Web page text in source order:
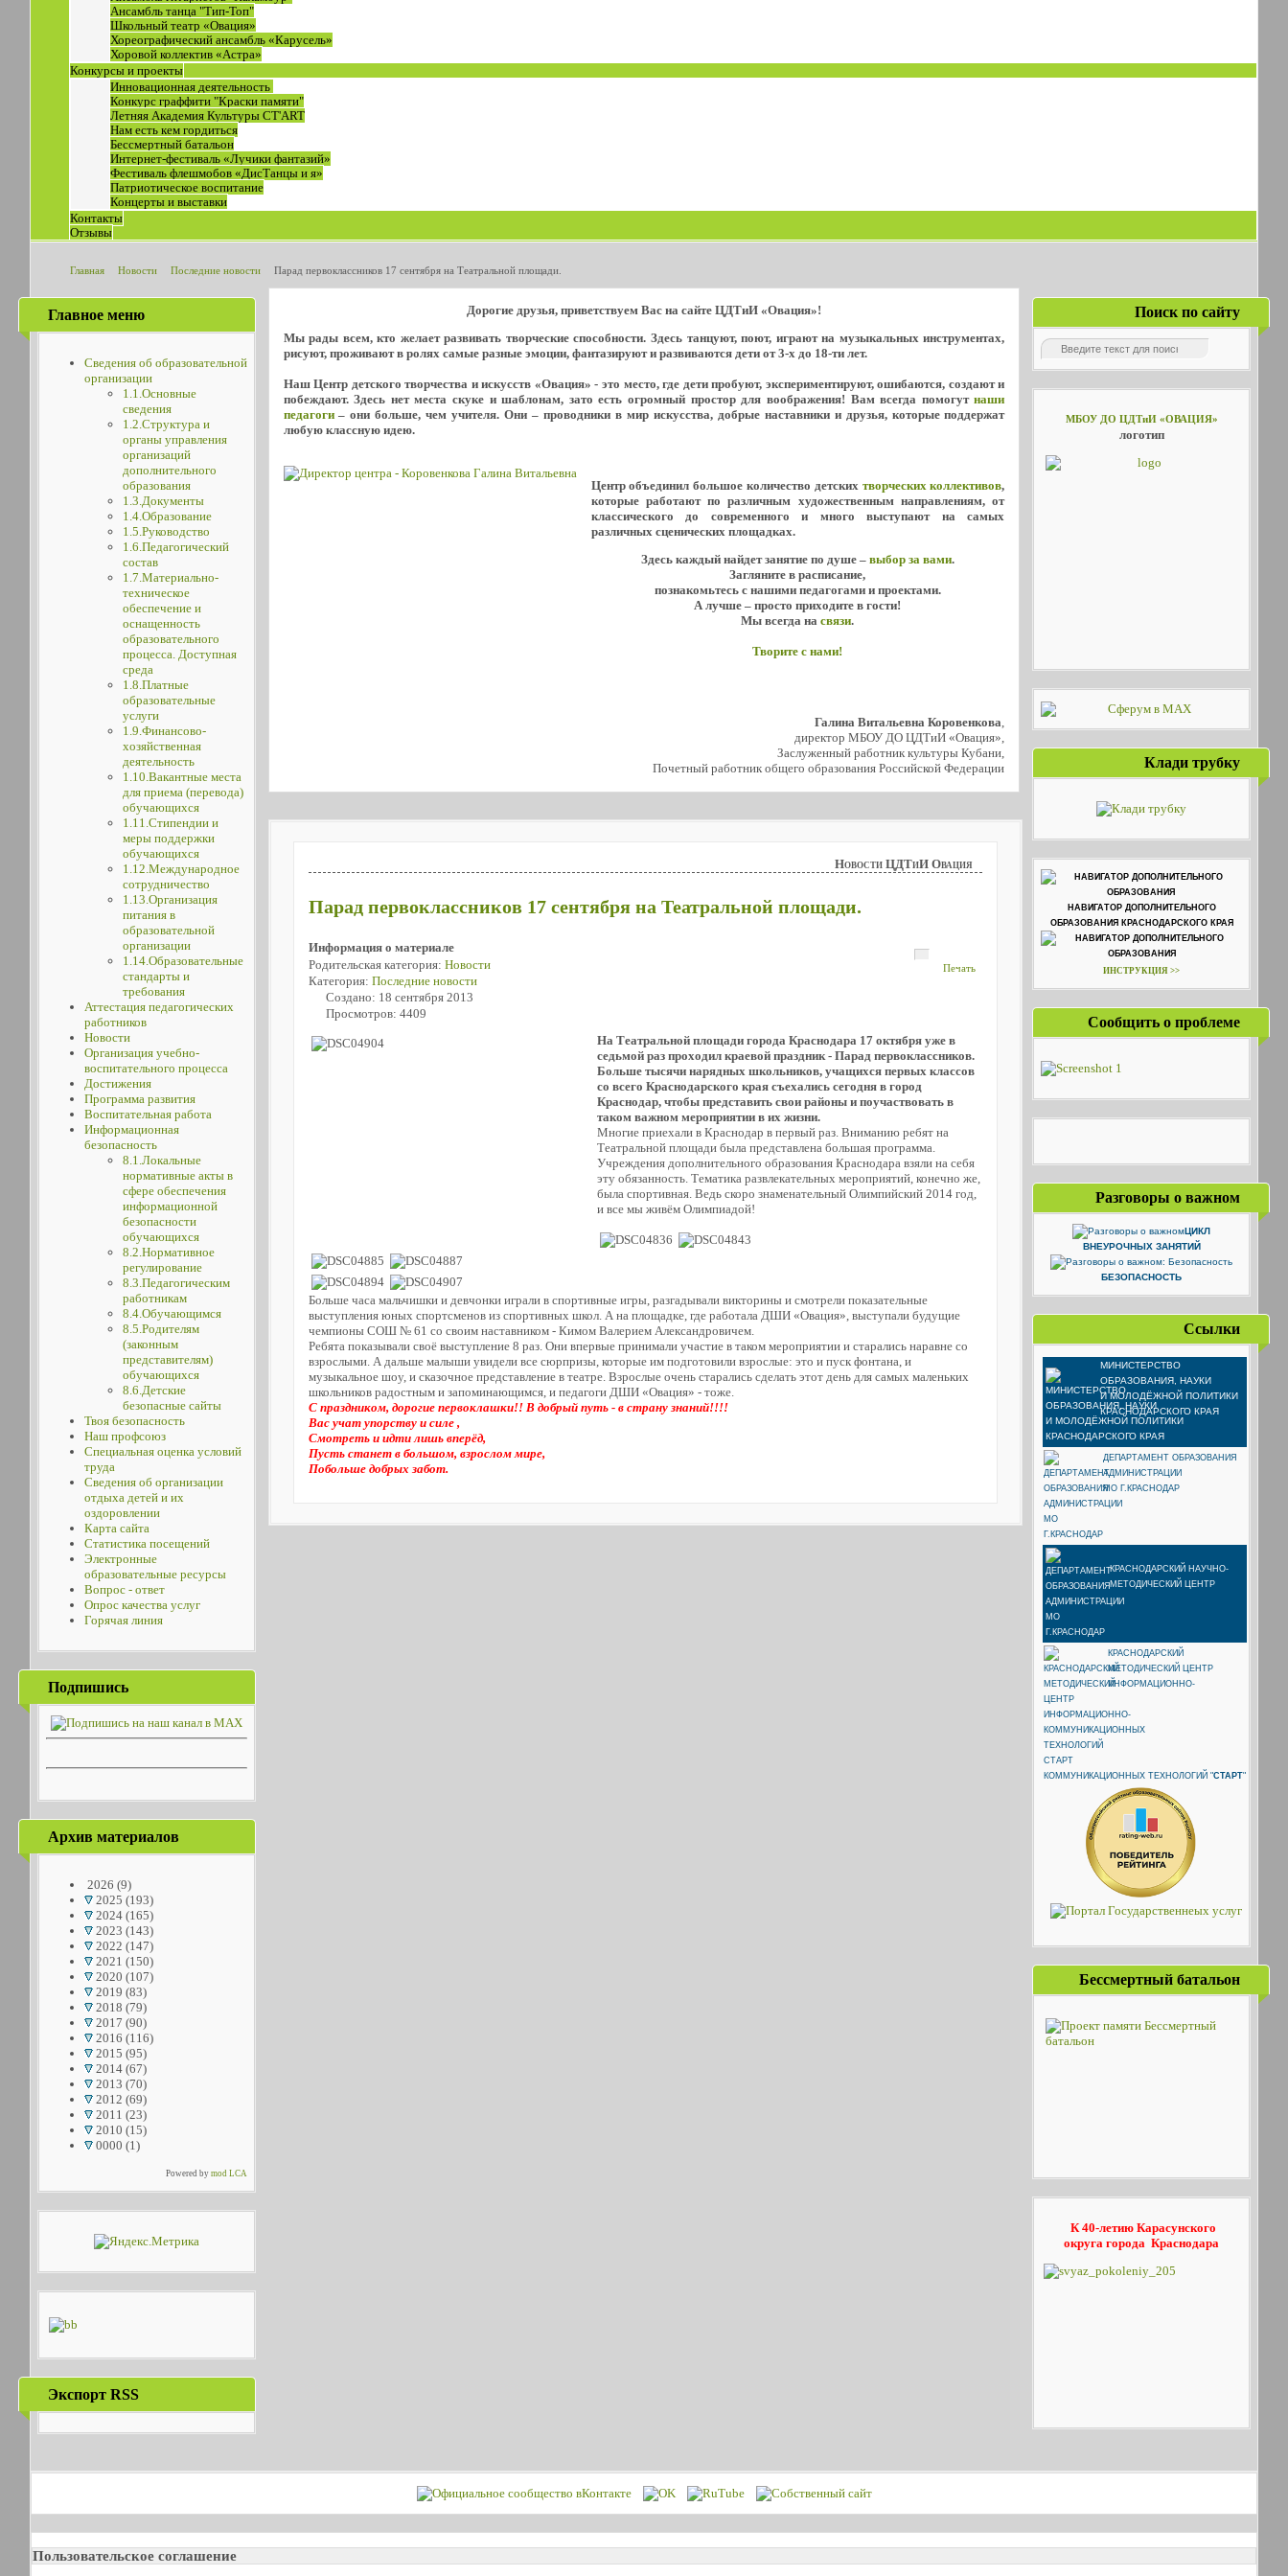
Ансамбль танца "Тип-Топ"
Школьный театр «Овация»
Хореографический ансамбль «Карусель»
Хоровой коллектив «Астра»
Конкурсы и проекты
Инновационная деятельность
Конкурс граффити "Краски памяти"
Летняя Академия Культуры СТ'ART
Нам есть кем гордиться
Бессмертный батальон
Интернет-фестиваль «Лучики фантазий»
Фестиваль флешмобов «ДисТанцы и я»
Патриотическое воспитание
Концерты и выставки
Контакты
Отзывы
Главная Новости Последние новости Парад первоклассников 17 сентября на Театральной площади.
Главное меню
Сведения об образовательной
организации
1.1.Основные
сведения
1.2.Структура и
органы управления
организаций
дополнительного
образования
1.3.Документы
1.4.Образование
1.5.Руководство
1.6.Педагогический
состав
1.7.Материально-
техническое
обеспечение и
оснащенность
образовательного
процесса. Доступная
среда
1.8.Платные
образовательные
услуги
1.9.Финансово-
хозяйственная
деятельность
1.10.Вакантные места
для приема (перевода)
обучающихся
1.11.Стипендии и
меры поддержки
обучающихся
1.12.Международное
сотрудничество
1.13.Организация
питания в
образовательной
организации
1.14.Образовательные
стандарты и
требования
Аттестация педагогических
работников
Новости
Организация учебно-
воспитательного процесса
Достижения
Программа развития
Воспитательная работа
Информационная
безопасность
8.1.Локальные
нормативные акты в
сфере обеспечения
информационной
безопасности
обучающихся
8.2.Нормативное
регулирование
8.3.Педагогическим
работникам
8.4.Обучающимся
8.5.Родителям
(законным
представителям)
обучающихся
8.6.Детские
безопасные сайты
Твоя безопасность
Наш профсоюз
Специальная оценка условий
труда
Сведения об организации
отдыха детей и их
оздоровлении
Карта сайта
Статистика посещений
Электронные
образовательные ресурсы
Вопрос - ответ
Опрос качества услуг
Горячая линия
Подпишись
Архив материалов
2026 (9)
2025 (193)
2024(165)
2023 (143)
2022 (147)
2021 (150)
2020 (107)
2019 (83)
2018 (79)
2017 (90)
2016 (116)
2015 (95)
2014(67)
2013 (70)
2012 (69)
2011 (23)
2010 (15)
0000 (1)
Powered bymod LCA
Экспорт RSS
Дорогие друзья, приветствуем Вас на сайте ЦДТиИ «Овация»!
Мы рады всем, кто желает развивать творческие способности. Здесь танцуют, поют, играют на музыкальных инструментах,
рисуют, проживают в ролях самые разные эмоции, фантазируют и развиваются дети от 3-х до 18-ти лет.
Наш Центр детского творчества и искусств «Овация» - это место, где дети пробуют, экспериментируют, ошибаются, создают и
побеждают. Здесь нет места скуке и шаблонам, зато есть огромный простор для воображения! Вам всегда помогутнаши
педагоги– они больше, чем учителя. Они – проводники в мир искусства, добрые наставники и друзья, которые поддержат
любую классную идею.
Центр объединил большое количество детских творческих коллективов,
которые работают по различным художественным направлениям, от
классического до современного и много выступают на самых
различных сценических площадках.
Здесь каждый найдет занятие по душе – выбор за вами.
Загляните в расписание,
познакомьтесь с нашими педагогами и проектами.
А лучше – просто приходите в гости!
Мы всегда насвязи.
Творите с нами!
Галина Витальевна Коровенкова,
директор МБОУ ДО ЦДТиИ «Овация»,
Заслуженный работник культуры Кубани,
Почетный работник общего образования Российской Федерации
Новости ЦДТиИ Овация
Парад первоклассников 17 сентября на Театральной площади.
Печать
Информация о материале
Родительская категория: Новости
Категория: Последние новости
Создано: 18 сентября 2013
Просмотров: 4409
На Театральной площади города Краснодара 17 октября уже в
седьмой раз проходил краевой праздник - Парад первоклассников.
Больше тысячи нарядных школьников, учащихся первых классов
со всего Краснодарского края съехались сегодня в город
Краснодар, чтобы представить свои районы и поучаствовать в
таком важном мероприятии в их жизни.
Многие приехали в Краснодар в первый раз. Вниманию ребят на
Театральной площади была представлена большая программа.
Учреждения дополнительного образования Краснодара взяли на себя
эту обязанность. Тематика развлекательных мероприятий, конечно же,
была спортивная. Ведь скоро знаменательный Олимпийский 2014 год,
и все мы живём Олимпиадой!
Больше часа мальчишки и девчонки играли в спортивные игры, разгадывали викторины и смотрели показательные
выступления юных спортсменов из спортивных школ. А на площадке, где работала ДШИ «Овация», выступали будущие
чемпионы СОШ № 61 со своим наставником - Кимом Валерием Александровичем.
Ребята показывали своё выступление 8 раз. Они впервые принимали участие в таком мероприятии и старались наравне со
взрослыми. А дальше малыши увидели все сюрпризы, которые им подготовили взрослые: это и пуск фонтана, и
музыкальное шоу, и сказочное представление в театре. Взрослые очень старались сделать этот день для самых маленьких
школьников радостным и запоминающимся, и педагоги ДШИ «Овация» - тоже.
С праздником, дорогие первоклашки!! В добрый путь - в страну знаний!!!!
Вас учат упорству и силе ,
Смотреть и идти лишь вперёд,
Пусть станет в большом, взрослом мире,
Побольше добрых забот.
Поиск по сайту
МБОУ ДО ЦДТиИ «ОВАЦИЯ»
логотип
Клади трубку
НАВИГАТОР ДОПОЛНИТЕЛЬНОГО
ОБРАЗОВАНИЯ КРАСНОДАРСКОГО КРАЯ
ИНСТРУКЦИЯ >>
Сообщить о проблеме
Разговоры о важном
ЦИКЛ
ВНЕУРОЧНЫХ ЗАНЯТИЙ
БЕЗОПАСНОСТЬ
Ссылки
МИНИСТЕРСТВО
ОБРАЗОВАНИЯ, НАУКИ
И МОЛОДЁЖНОЙ ПОЛИТИКИ
КРАСНОДАРСКОГО КРАЯ
ДЕПАРТАМЕНТ ОБРАЗОВАНИЯ
АДМИНИСТРАЦИИ
МО Г.КРАСНОДАР
КРАСНОДАРСКИЙ НАУЧНО-
МЕТОДИЧЕСКИЙ ЦЕНТР
КРАСНОДАРСКИЙ
МЕТОДИЧЕСКИЙ ЦЕНТР
ИНФОРМАЦИОННО-
КОММУНИКАЦИОННЫХ ТЕХНОЛОГИЙ "СТАРТ"
Бессмертный батальон
К 40-летию Карасунского
округа города Краснодара
Пользовательское соглашение